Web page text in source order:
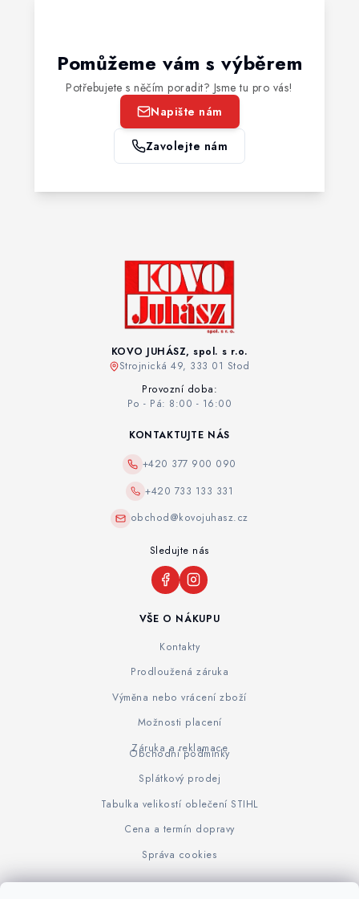
Pomůžeme vám s výběrem
Potřebujete s něčím poradit? Jsme tu pro vás!
Napište nám
Zavolejte nám
KOVO JUHÁSZ, spol. s r.o.
Strojnická 49, 333 01 Stod
Provozní doba:
Po - Pá: 8:00 - 16:00
VŠE O NÁKUPU
Kontakty
Prodloužená záruka
Výměna nebo vrácení zboží
Možnosti placení
Záruka a reklamace
Obchodní podmínky
Splátkový prodej
Tabulka velikostí oblečení STIHL
Cena a termín dopravy
Správa cookies
KONTAKTUJTE NÁS
+420 377 900 090
+420 733 133 331
obchod@kovojuhasz.cz
Sledujte nás